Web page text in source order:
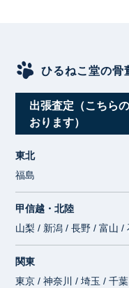
ひるねこ堂の骨
出張査定（こちら
おります）
東北
福島
甲信越・北陸
山梨 / 新潟 / 長野 / 富山 /
関東
東京 / 神奈川 / 埼玉 / 千